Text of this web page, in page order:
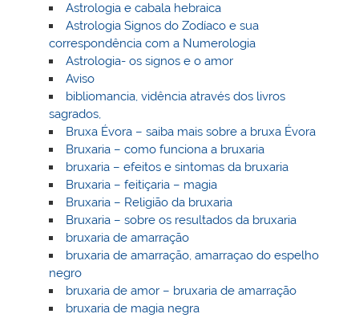
Astrologia e cabala hebraica
Astrologia Signos do Zodíaco e sua
correspondência com a Numerologia
Astrologia- os signos e o amor
Aviso
bibliomancia, vidência através dos livros
sagrados,
Bruxa Évora – saiba mais sobre a bruxa Évora
Bruxaria – como funciona a bruxaria
bruxaria – efeitos e sintomas da bruxaria
Bruxaria – feitiçaria – magia
Bruxaria – Religião da bruxaria
Bruxaria – sobre os resultados da bruxaria
bruxaria de amarração
bruxaria de amarração, amarraçao do espelho
negro
bruxaria de amor – bruxaria de amarração
bruxaria de magia negra